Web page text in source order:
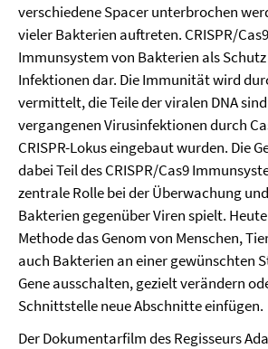
verschiedene Spacer unterbrochen
vieler Bakterien auftreten. CRISPR/
Immunsystem von Bakterien als
Infektionen dar. Die Immunität wird
vermittelt, die Teile der viralen DNA
vergangenen Virusinfektionen durch
CRISPR-Lokus eingebaut wurden. Die
dabei Teil des CRISPR/Cas9
zentrale Rolle bei der Überwachung
Bakterien gegenüber Viren spielt.
Methode das Genom von Menschen,
auch Bakterien an einer gewünschten
Gene ausschalten, gezielt verändern
Schnittstelle neue Abschnitte einfügen.
Der Dokumentarfilm des Regisseurs